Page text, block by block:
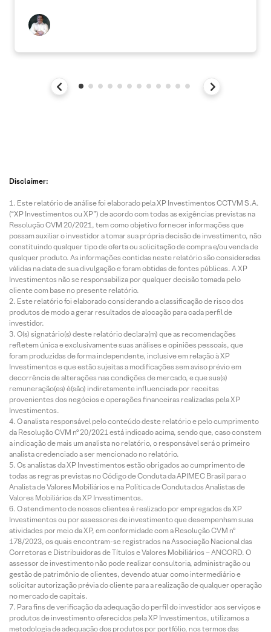
Disclaimer:
Este relatório de análise foi elaborado pela XP Investimentos CCTVM S.A.
(“XP Investimentos ou XP”) de acordo com todas as exigências previstas na
Resolução CVM 20/2021, tem como objetivo fornecer informações que
possam auxiliar o investidor a tomar sua própria decisão de investimento, não
constituindo qualquer tipo de oferta ou solicitação de compra e/ou venda de
qualquer produto. As informações contidas neste relatório são consideradas
válidas na data de sua divulgação e foram obtidas de fontes públicas. A XP
Investimentos não se responsabiliza por qualquer decisão tomada pelo
cliente com base no presente relatório.
Este relatório foi elaborado considerando a classificação de risco dos
produtos de modo a gerar resultados de alocação para cada perfil de
investidor.
O(s) signatário(s) deste relatório declara(m) que as recomendações
refletem única e exclusivamente suas análises e opiniões pessoais, que
foram produzidas de forma independente, inclusive em relação à XP
Investimentos e que estão sujeitas a modificações sem aviso prévio em
decorrência de alterações nas condições de mercado, e que sua(s)
remuneração(es) é(são) indiretamente influenciada por receitas
provenientes dos negócios e operações financeiras realizadas pela XP
Investimentos.
O analista responsável pelo conteúdo deste relatório e pelo cumprimento
da Resolução CVM nº 20/2021 está indicado acima, sendo que, caso constem
a indicação de mais um analista no relatório, o responsável será o primeiro
analista credenciado a ser mencionado no relatório.
Os analistas da XP Investimentos estão obrigados ao cumprimento de
todas as regras previstas no Código de Conduta da APIMEC Brasil para o
Analista de Valores Mobiliários e na Política de Conduta dos Analistas de
Valores Mobiliários da XP Investimentos.
O atendimento de nossos clientes é realizado por empregados da XP
Investimentos ou por assessores de investimento que desempenham suas
atividades por meio da XP, em conformidade com a Resolução CVM nº
178/2023, os quais encontram-se registrados na Associação Nacional das
Corretoras e Distribuidoras de Títulos e Valores Mobiliários – ANCORD. O
assessor de investimento não pode realizar consultoria, administração ou
gestão de patrimônio de clientes, devendo atuar como intermediário e
solicitar autorização prévia do cliente para a realização de qualquer operação
no mercado de capitais.
Para fins de verificação da adequação do perfil do investidor aos serviços e
produtos de investimento oferecidos pela XP Investimentos, utilizamos a
metodologia de adequação dos produtos por portfólio, nos termos das